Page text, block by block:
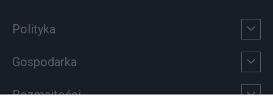
Polityka
Gospodarka
Rozmaitości